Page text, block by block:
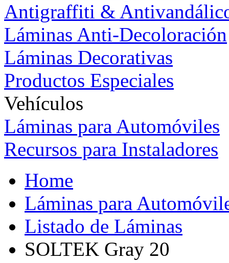
Antigraffiti &
Láminas Anti-Decoloración
Láminas Decorativas
Productos Especiales
Vehículos
Láminas para Automóviles
Recursos para Instaladores
Home
Láminas para
Listado de Láminas
SOLTEK Gray 20